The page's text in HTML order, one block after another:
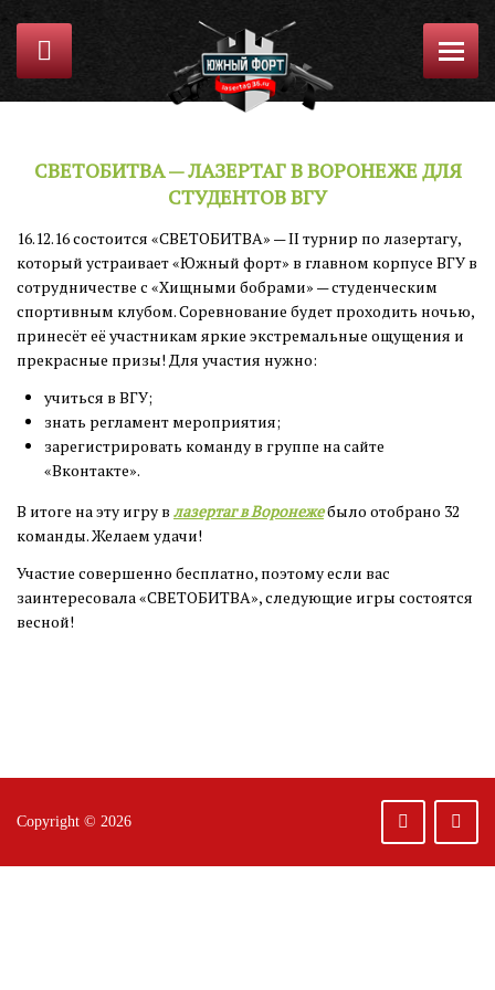
СВЕТОБИТВА — ЛАЗЕРТАГ В ВОРОНЕЖЕ ДЛЯ
СТУДЕНТОВ ВГУ
16.12.16 состоится «СВЕТОБИТВА» — II турнир по лазертагу,
который устраивает «Южный форт» в главном корпусе ВГУ в
сотрудничестве с «Хищными бобрами» — студенческим
спортивным клубом. Соревнование будет проходить ночью,
принесёт её участникам яркие экстремальные ощущения и
прекрасные призы! Для участия нужно:
учиться в ВГУ;
знать регламент мероприятия;
зарегистрировать команду в группе на сайте
«Вконтакте».
В итоге на эту игру в лазертаг в Воронежебыло отобрано 32
команды. Желаем удачи!
Участие совершенно бесплатно, поэтому если вас
заинтересовала «СВЕТОБИТВА», следующие игры состоятся
весной!
Copyright © 2026